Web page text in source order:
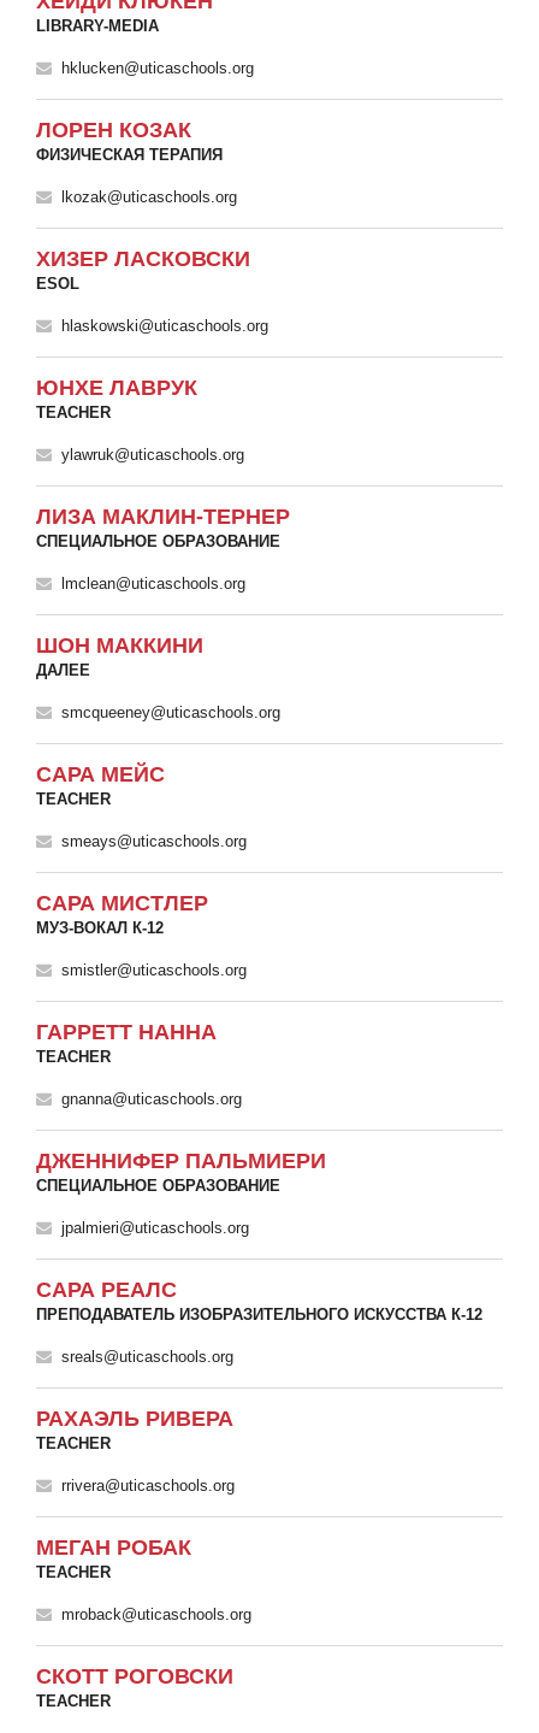
LIBRARY-MEDIA
hklucken@uticaschools.org
ЛОРЕН КОЗАК
ФИЗИЧЕСКАЯ ТЕРАПИЯ
lkozak@uticaschools.org
ХИЗЕР ЛАСКОВСКИ
ESOL
hlaskowski@uticaschools.org
ЮНХЕ ЛАВРУК
TEACHER
ylawruk@uticaschools.org
ЛИЗА МАКЛИН-ТЕРНЕР
СПЕЦИАЛЬНОЕ ОБРАЗОВАНИЕ
lmclean@uticaschools.org
ШОН МАККИНИ
ДАЛЕЕ
smcqueeney@uticaschools.org
САРА МЕЙС
TEACHER
smeays@uticaschools.org
САРА МИСТЛЕР
МУЗ-ВОКАЛ К-12
smistler@uticaschools.org
ГАРРЕТТ НАННА
TEACHER
gnanna@uticaschools.org
ДЖЕННИФЕР ПАЛЬМИЕРИ
СПЕЦИАЛЬНОЕ ОБРАЗОВАНИЕ
jpalmieri@uticaschools.org
САРА РЕАЛС
ПРЕПОДАВАТЕЛЬ ИЗОБРАЗИТЕЛЬНОГО ИСКУССТВА К-12
sreals@uticaschools.org
РАХАЭЛЬ РИВЕРА
TEACHER
rrivera@uticaschools.org
МЕГАН РОБАК
TEACHER
mroback@uticaschools.org
СКОТТ РОГОВСКИ
TEACHER